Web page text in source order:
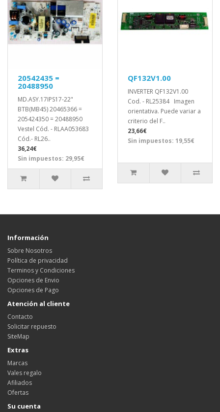
20542435 =
20488950
MD.ASY.17IPS17-22"
BTB(MB45) 20465366 =
205424350 = 20488950
Vestel Cód. - RLAA053683
Cód.- RL26..
36,24€
Sin impuestos: 29,95€
QF132V1.00
INVERTER QF132V1.00
Cod. - RL25384 Imagen
orientativa. Puede variar a
criterio del F..
23,66€
Sin impuestos: 19,55€
Información
Sobre Nosotros
Política de privacidad
Terminos y Condiciones
Opciones de Envio
Opciones de Pago
Atención al cliente
Contacto
Solicitar repuesto
SiteMap
Extras
Marcas
Vales regalo
Afiliados
Ofertas
Su cuenta